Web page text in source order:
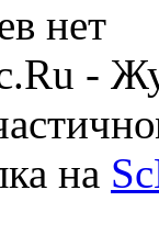
нет
-
на